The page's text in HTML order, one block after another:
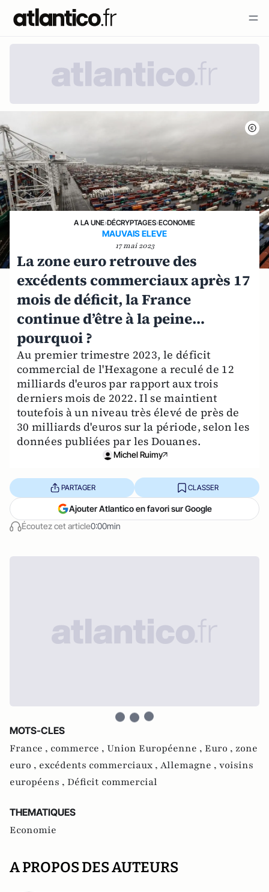
A LA UNE›DÉCRYPTAGES›ECONOMIE
MAUVAIS ELEVE
17 mai 2023
La zone euro retrouve des
excédents commerciaux après 17
mois de déficit, la France
continue d’être à la peine…
pourquoi ?
Au premier trimestre 2023, le déficit
commercial de l'Hexagone a reculé de 12
milliards d'euros par rapport aux trois
derniers mois de 2022. Il se maintient
toutefois à un niveau très élevé de près de
30 milliards d'euros sur la période, selon les
données publiées par les Douanes.
Michel Ruimy
Écoutez cet article0:00min
PARTAGER CLASSER
Ajouter Atlantico en favori sur Google
MOTS-CLES
France , commerce , Union Européenne , Euro , zone
euro , excédents commerciaux , Allemagne , voisins
européens , Déficit commercial
THEMATIQUES
Economie
A PROPOS DES AUTEURS